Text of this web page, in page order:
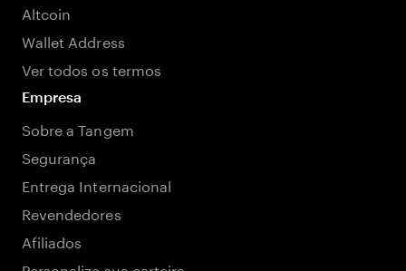
Altcoin
Wallet Address
Ver todos os termos
Empresa
Sobre a Tangem
Segurança
Entrega Internacional
Revendedores
Afiliados